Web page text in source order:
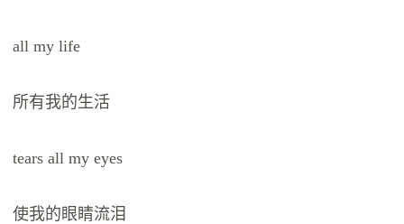
all my life
所有我的生活
tears all my eyes
使我的眼睛流泪